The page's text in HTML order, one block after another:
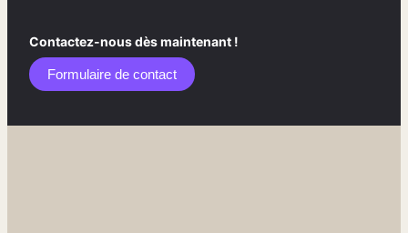
Contactez-nous dès maintenant !
Formulaire de contact​